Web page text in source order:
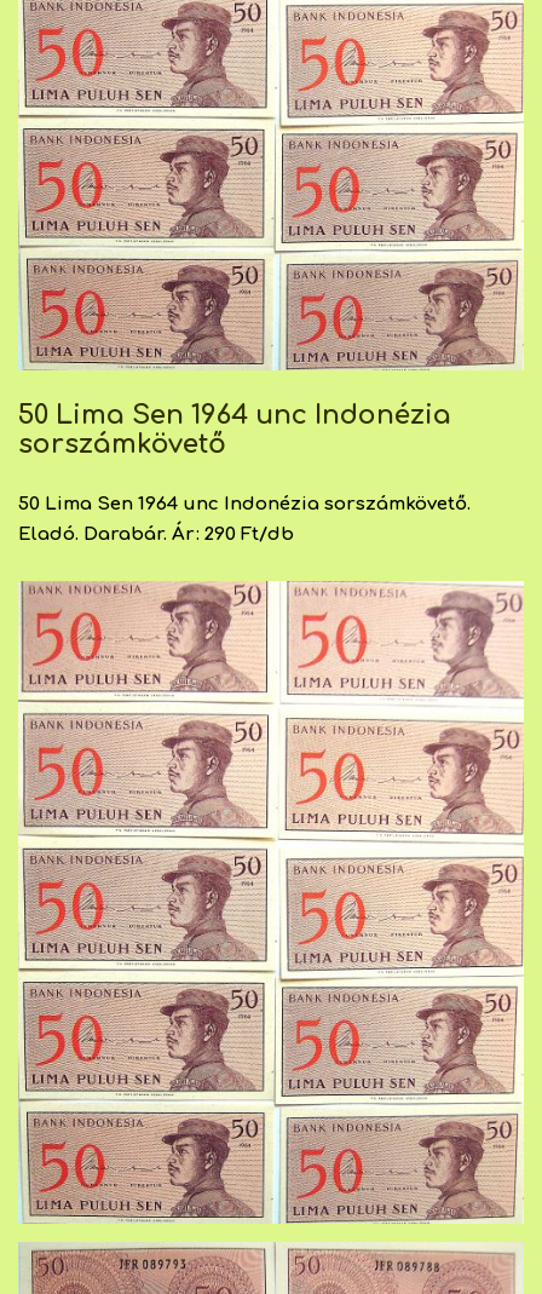
50 Lima Sen 1964 unc Indonézia
sorszámkövető
50 Lima Sen 1964 unc Indonézia sorszámkövető.
Eladó. Darabár. Ár: 290 Ft/db